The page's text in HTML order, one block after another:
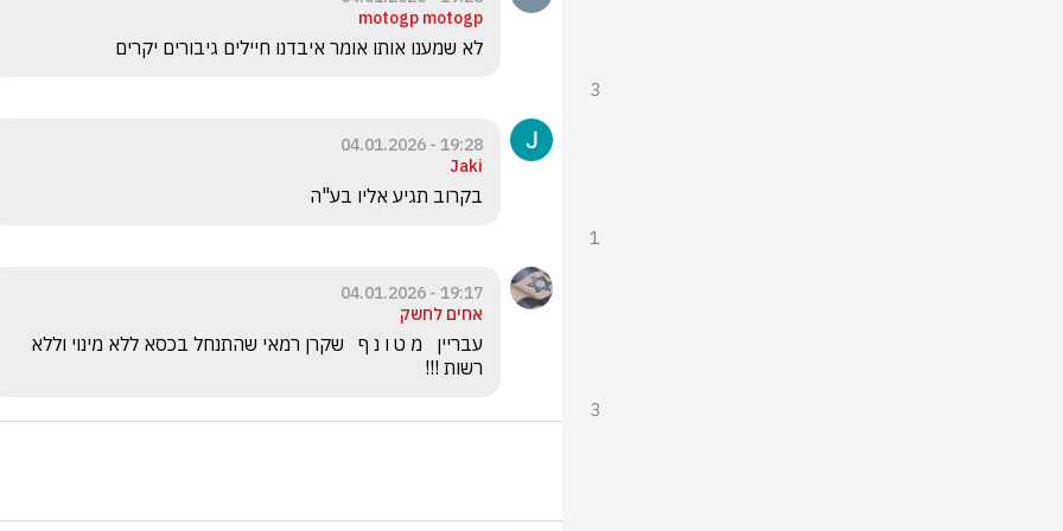
motogp motogp
לא שמענו אותו אומר איבדנו חיילים גיבורים יקרים
3
19:28 - 04.01.2026
Jaki
בקרוב תגיע אליו בע"ה
1
19:17 - 04.01.2026
אחים לחשק
רשות !!!
3